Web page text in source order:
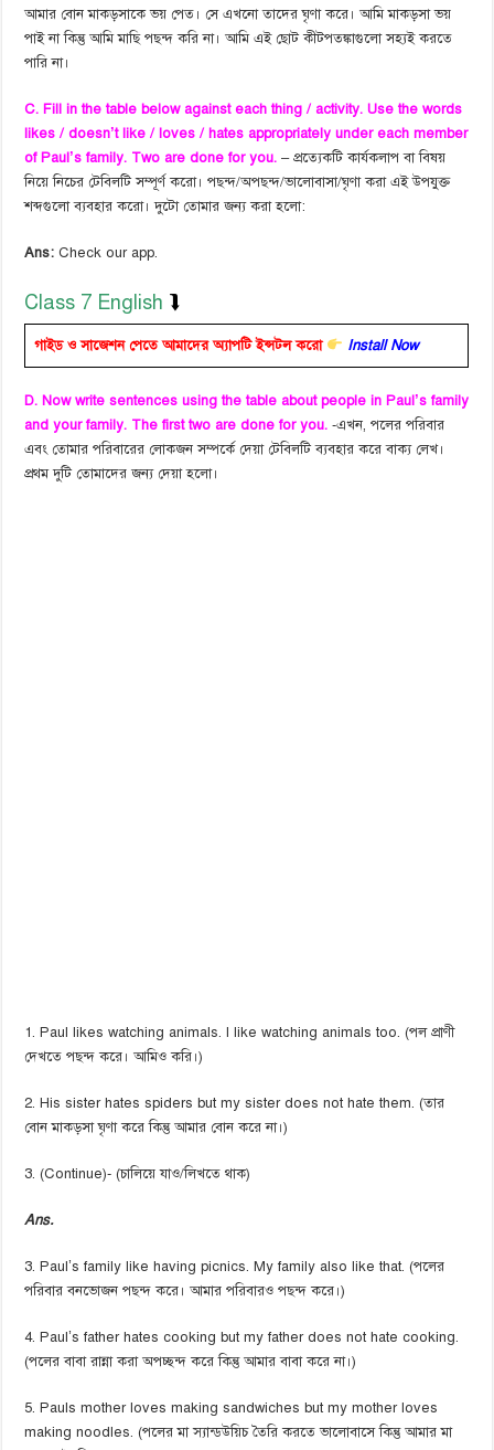
আমার বোন মাকড়সাকে ভয় পেত। সে এখনো তাদের ঘৃণা করে। আমি মাকড়সা ভয়
পাই না কিন্তু আমি মাছি পছন্দ করি না। আমি এই ছোট কীটপতঙ্কাগুলো সহ্যই করতে
পারি না।
C. Fill in the table below against each thing / activity. Use the words
likes / doesn’t like / loves / hates appropriately under each member
of Paul’s family. Two are done for you. – প্রত্যেকটি কার্যকলাপ বা বিষয়
নিয়ে নিচের টেবিলটি সম্পূর্ণ করো। পছন্দ/অপছন্দ/ভালোবাসা/ঘৃণা করা এই উপযুক্ত
শব্দগুলো ব্যবহার করো। দুটো তোমার জন্য করা হলো:
Ans: Check our app.
Class 7 English ⮯
গাইড ও সাজেশন পেতে আমাদের অ্যাপটি ইন্সটল করো Install Now
D. Now write sentences using the table about people in Paul’s family
and your family. The first two are done for you. -এখন, পলের পরিবার
এবং তোমার পরিবারের লোকজন সম্পর্কে দেয়া টেবিলটি ব্যবহার করে বাক্য লেখ।
প্রথম দুটি তোমাদের জন্য দেয়া হলো।
1. Paul likes watching animals. I like watching animals too. (পল প্রাণী
দেখতে পছন্দ করে। আমিও করি।)
2. His sister hates spiders but my sister does not hate them. (তার
বোন মাকড়সা ঘৃণা করে কিন্তু আমার বোন করে না।)
3. (Continue)- (চালিয়ে যাও/লিখতে থাক)
Ans.
3. Paul’s family like having picnics. My family also like that. (পলের
পরিবার বনভোজন পছন্দ করে। আমার পরিবারও পছন্দ করে।)
4. Paul’s father hates cooking but my father does not hate cooking.
(পলের বাবা রান্না করা অপচ্ছন্দ করে কিন্তু আমার বাবা করে না।)
5. Pauls mother loves making sandwiches but my mother loves
making noodles. (পলের মা স্যান্ডউয়িচ তৈরি করতে ভালোবাসে কিন্তু আমার মা